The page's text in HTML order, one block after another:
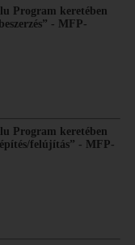
Program keretében
- MFP-
Program keretében
felújítás” - MFP-